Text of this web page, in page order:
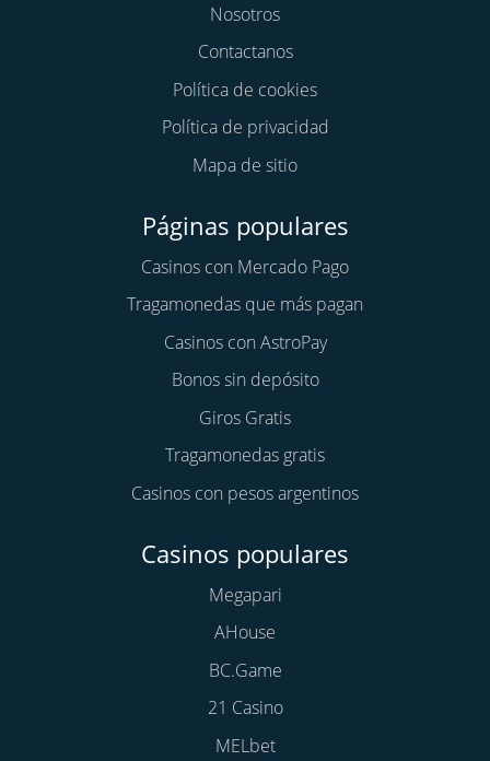
Nosotros
Contactanos
Política de cookies
Política de privacidad
Mapa de sitio
Páginas populares
Casinos con Mercado Pago
Tragamonedas que más pagan
Casinos con AstroPay
Bonos sin depósito
Giros Gratis
Tragamonedas gratis
Casinos con pesos argentinos
Casinos populares
Megapari
AHouse
BC.Game
21 Casino
MELbet